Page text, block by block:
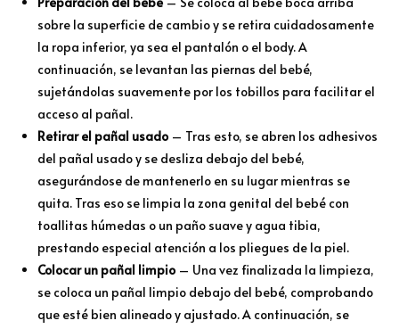
sobre la superficie de cambio y se retira cuidadosamente
la ropa inferior, ya sea el pantalón o el body. A
continuación, se levantan las piernas del bebé,
sujetándolas suavemente por los tobillos para facilitar el
acceso al pañal.
Retirar el pañal usado – Tras esto, se abren los adhesivos
del pañal usado y se desliza debajo del bebé,
asegurándose de mantenerlo en su lugar mientras se
quita. Tras eso se limpia la zona genital del bebé con
toallitas húmedas o un paño suave y agua tibia,
prestando especial atención a los pliegues de la piel.
Colocar un pañal limpio – Una vez finalizada la limpieza,
se coloca un pañal limpio debajo del bebé, comprobando
que esté bien alineado y ajustado. A continuación, se